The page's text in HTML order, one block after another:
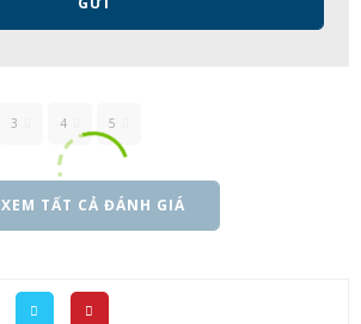
3 4 5
XEM TẤT CẢ ĐÁNH GIÁ